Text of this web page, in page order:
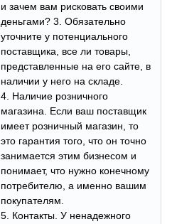
и зачем вам рисковать своими
деньгами? 3. Обязательно
уточните у потенциального
поставщика, все ли товары,
представленные на его сайте, в
наличии у него на складе.
4. Наличие розничного
магазина. Если ваш поставщик
имеет розничный магазин, то
это гарантия того, что он точно
занимается этим бизнесом и
понимает, что нужно конечному
потребителю, а именно вашим
покупателям.
5. Контакты. У ненадежного